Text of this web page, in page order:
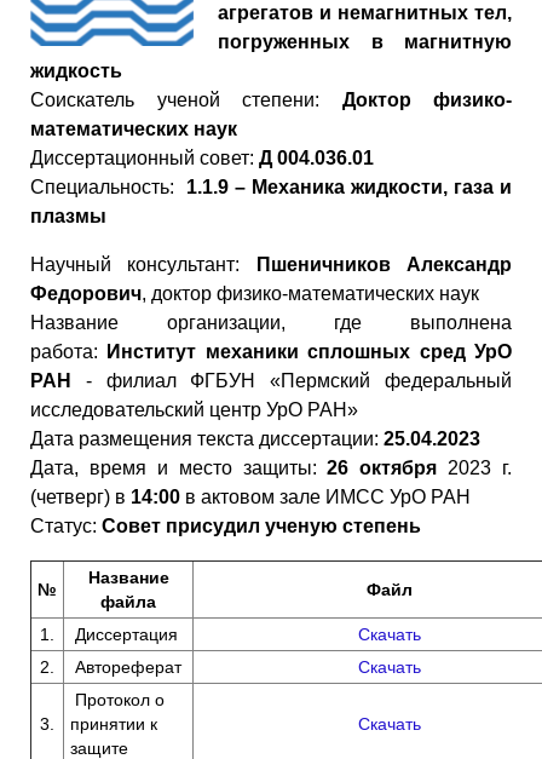
агрегатов и немагнитных тел,
погруженных в магнитную
жидкость
Cоискатель ученой степени: Доктор физико-
математических наук
Диссертационный совет: Д 004.036.01
Специальность: 1.1.9 – Механика жидкости, газа и
плазмы
Научный консультант:
Пшеничников Александр
Федорович, доктор физико-математических наук
Название организации, где выполнена
работа:
Институт механики сплошных сред УрО
РАН
- филиал ФГБУН «Пермский федеральный
исследовательский центр УрО РАН»
Дата размещения текста диссертации: 25.04.2023
Дата, время и место защиты:26 октября 2023 г.
(четверг) в 14:00 в актовом зале ИМСС УрО РАН
Статус: Совет присудил ученую степень
№
Название
файла
Файл
1. Диссертация
Скачать
2.
Автореферат Скачать
3.
Протокол о
принятии к
защите
Скачать